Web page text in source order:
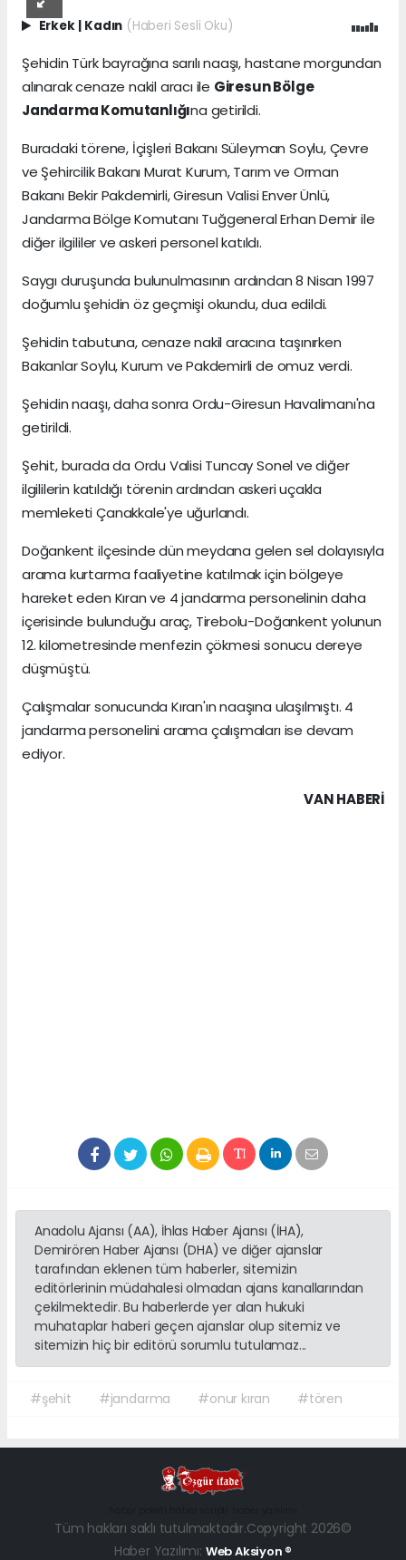
Erkek | Kadın (Haberi Sesli Oku)
Şehidin Türk bayrağına sarılı naaşı, hastane morgundan
alınarak cenaze nakil aracı ile Giresun Bölge
Jandarma Komutanlığına getirildi.
Buradaki törene, İçişleri Bakanı Süleyman Soylu, Çevre
ve Şehircilik Bakanı Murat Kurum, Tarım ve Orman
Bakanı Bekir Pakdemirli, Giresun Valisi Enver Ünlü,
Jandarma Bölge Komutanı Tuğgeneral Erhan Demir ile
diğer ilgililer ve askeri personel katıldı.
Saygı duruşunda bulunulmasının ardından 8 Nisan 1997
doğumlu şehidin öz geçmişi okundu, dua edildi.
Şehidin tabutuna, cenaze nakil aracına taşınırken
Bakanlar Soylu, Kurum ve Pakdemirli de omuz verdi.
Şehidin naaşı, daha sonra Ordu-Giresun Havalimanı'na
getirildi.
Şehit, burada da Ordu Valisi Tuncay Sonel ve diğer
ilgililerin katıldığı törenin ardından askeri uçakla
memleketi Çanakkale'ye uğurlandı.
Doğankent ilçesinde dün meydana gelen sel dolayısıyla
arama kurtarma faaliyetine katılmak için bölgeye
hareket eden Kıran ve 4 jandarma personelinin daha
içerisinde bulunduğu araç, Tirebolu-Doğankent yolunun
12. kilometresinde menfezin çökmesi sonucu dereye
düşmüştü.
Çalışmalar sonucunda Kıran'ın naaşına ulaşılmıştı. 4
jandarma personelini arama çalışmaları ise devam
ediyor.
VAN HABERİ
Anadolu Ajansı (AA), İhlas Haber Ajansı (İHA),
Demirören Haber Ajansı (DHA) ve diğer ajanslar
tarafından eklenen tüm haberler, sitemizin
editörlerinin müdahalesi olmadan ajans kanallarından
çekilmektedir. Bu haberlerde yer alan hukuki
muhataplar haberi geçen ajanslar olup sitemiz ve
sitemizin hiç bir editörü sorumlu tutulamaz...
#şehit #jandarma #onur kıran #tören
Tüm hakları saklı tutulmaktadır.Copyright 2026©
Haber Yazılımı: Web Aksiyon ®